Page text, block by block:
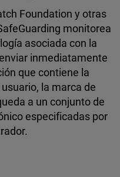
Foundation y otras
monitorea
asociada con la
inmediatamente
que contiene la
la marca de
a un conjunto de
especificadas por